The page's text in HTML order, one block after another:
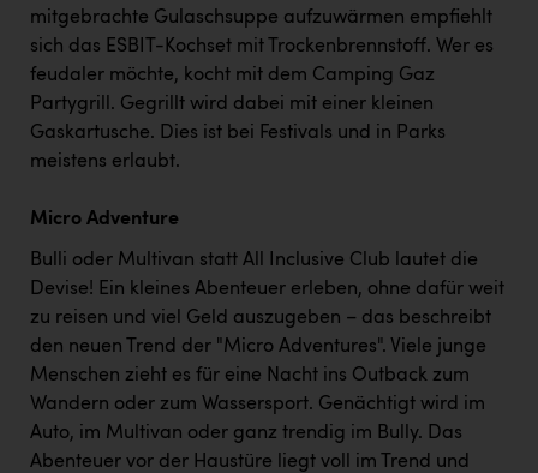
mitgebrachte Gulaschsuppe aufzuwärmen empfiehlt
sich das ESBIT-Kochset mit Trockenbrennstoff. Wer es
feudaler möchte, kocht mit dem Camping Gaz
Partygrill. Gegrillt wird dabei mit einer kleinen
Gaskartusche. Dies ist bei Festivals und in Parks
meistens erlaubt.
Micro Adventure
Bulli oder Multivan statt All Inclusive Club lautet die
Devise! Ein kleines Abenteuer erleben, ohne dafür weit
zu reisen und viel Geld auszugeben – das beschreibt
den neuen Trend der "Micro Adventures". Viele junge
Menschen zieht es für eine Nacht ins Outback zum
Wandern oder zum Wassersport. Genächtigt wird im
Auto, im Multivan oder ganz trendig im Bully. Das
Abenteuer vor der Haustüre liegt voll im Trend und